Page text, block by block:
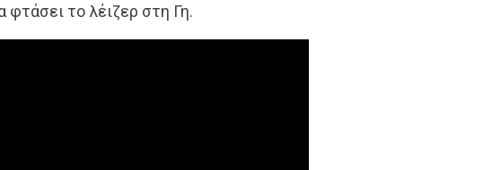
φτάσει το λέιζερ στη Γη.